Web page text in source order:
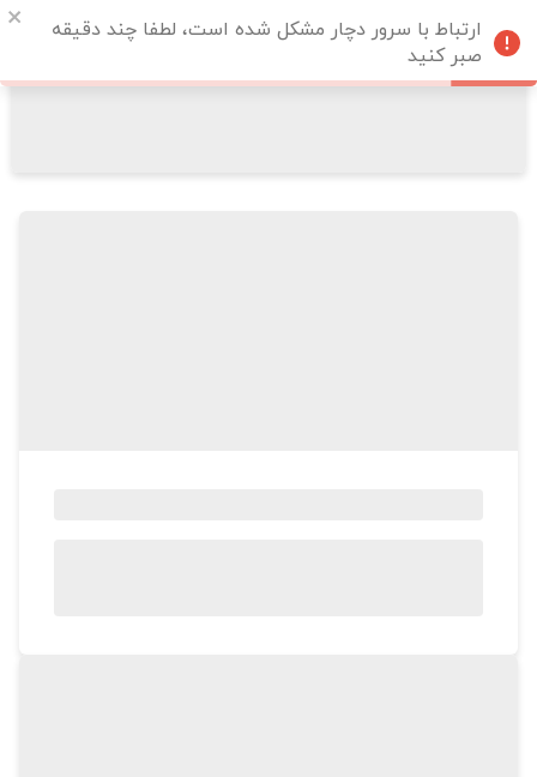
ارتباط با سرور دچار مشکل شده است، لطفا چند دقیقه
صبر کنید